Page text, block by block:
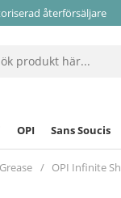
återförsäljare
OPI Sans Soucis
Grease OPI Infinite